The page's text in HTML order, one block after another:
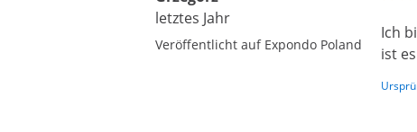
letztes Jahr
Veröffentlicht auf Expondo Poland
Ich
ist